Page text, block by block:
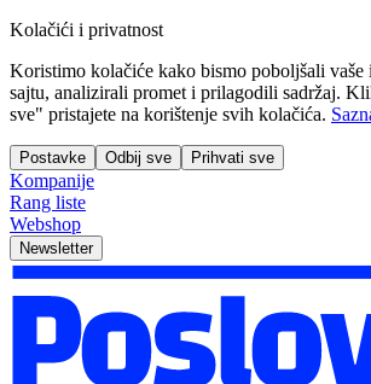
Kolačići i privatnost
Koristimo kolačiće kako bismo poboljšali vaše
sajtu, analizirali promet i prilagodili sadržaj.
sve" pristajete na korištenje svih kolačića.
Postavke Odbij sve Prihvati sve
Kompanije
Rang liste
Webshop
Newsletter